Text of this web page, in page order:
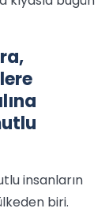
insanların
biri.